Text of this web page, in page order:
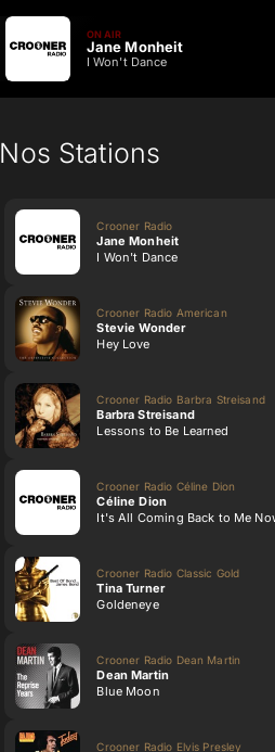
ON AIR
Jane Monheit
I Won't Dance
Nos Stations
Crooner Radio
Jane Monheit
I Won't Dance
Crooner Radio American
Stevie Wonder
Hey Love
Crooner Radio Barbra Streisand
Barbra Streisand
Lessons to Be Learned
Crooner Radio Céline Dion
Céline Dion
It's All Coming Back to Me
Crooner Radio Classic Gold
Tina Turner
Goldeneye
Crooner Radio Dean Martin
Dean Martin
Blue Moon
Crooner Radio Elvis Presley